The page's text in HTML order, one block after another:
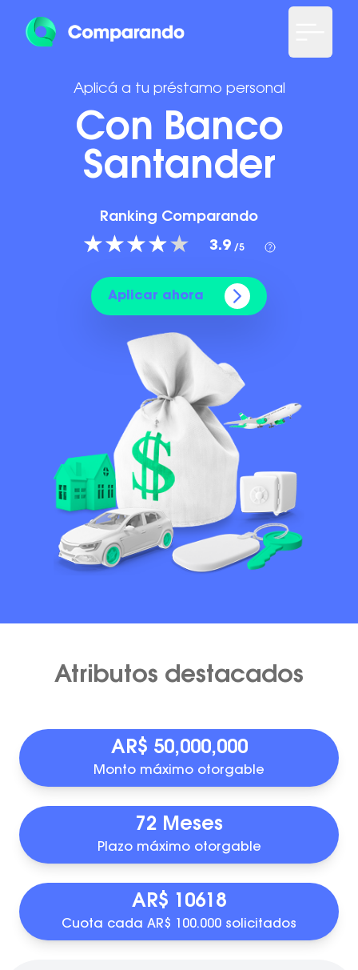
Aplicá a tu préstamo personal
Con Banco
Santander
Ranking Comparando
3.9 /5
Aplicar ahora
Atributos destacados
AR$ 50,000,000
Monto máximo otorgable
72 Meses
Plazo máximo otorgable
AR$ 10618
Cuota cada AR$ 100.000 solicitados